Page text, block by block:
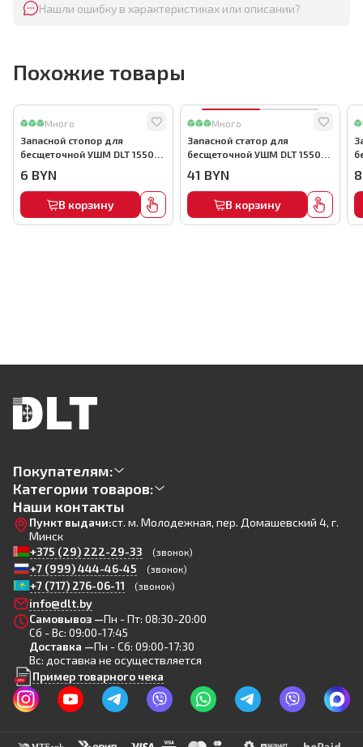
Нашли ошибку в характеристиках или описании?
Похожие товары
Много
Запасной стопор для
бесщеточной УШМ DLT 1550
6 BYN
В корзину
Много
Запасной статор для
бесщеточной УШМ DLT 1550
41 BYN
В корзину
Покупателям:
Категории товаров:
Наши контакты
Пункт выдачи:ст. м. Молодежная, пер. Домашевский 4, г.
Минск
+375 (29) 222-29-33
(звонок)
+7 (999) 444-46-45 (звонок)
+7 (717) 276-06-11 (звонок)
info@dlt.by
Самовывоз —Пн - Пт: 08:30-20:00
Сб - Вс: 09:00-17:45
Доставка —Пн - Сб: 09:00-17:30
Вс: доставка не осуществляется
Пример товарного чека